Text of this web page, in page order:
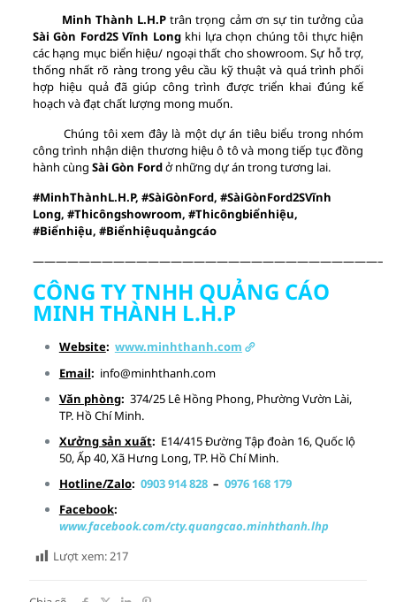
Minh Thành L.H.P trân trọng cảm ơn sự tin tưởng của
Sài Gòn Ford2S Vĩnh Longkhi lựa chọn chúng tôi thực hiện
các hạng mục biển hiệu/ ngoại thất cho showroom. Sự hỗ trợ,
thống nhất rõ ràng trong yêu cầu kỹ thuật và quá trình phối
hợp hiệu quả đã giúp công trình được triển khai đúng kế
hoạch và đạt chất lượng mong muốn.
Chúng tôi xem đây là một dự án tiêu biểu trong nhóm
công trình nhận diện thương hiệu ô tô và mong tiếp tục đồng
hành cùng Sài Gòn Fordở những dự án trong tương lai.
#MinhThànhL.H.P, #SàiGònFord, #SàiGònFord2SVĩnh
Long, #Thicôngshowroom, #Thicôngbiểnhiệu,
#Biểnhiệu, #Biểnhiệuquảngcáo
——————————————————————————————–
CÔNG TY TNHH QUẢNG CÁO
MINH THÀNH L.H.P
Website: www.minhthanh.com
Email: info@minhthanh.com
Văn phòng: 374/25 Lê Hồng Phong, Phường Vườn Lài,
TP. Hồ Chí Minh.
Xưởng sản xuất: E14/415 Đường Tập đoàn 16, Quốc lộ
50, Ấp 40, Xã Hưng Long, TP. Hồ Chí Minh.
Hotline/Zalo: 0903 914 828– 0976 168 179
Facebook:
www.facebook.com/cty.quangcao.minhthanh.lhp
Lượt xem:217